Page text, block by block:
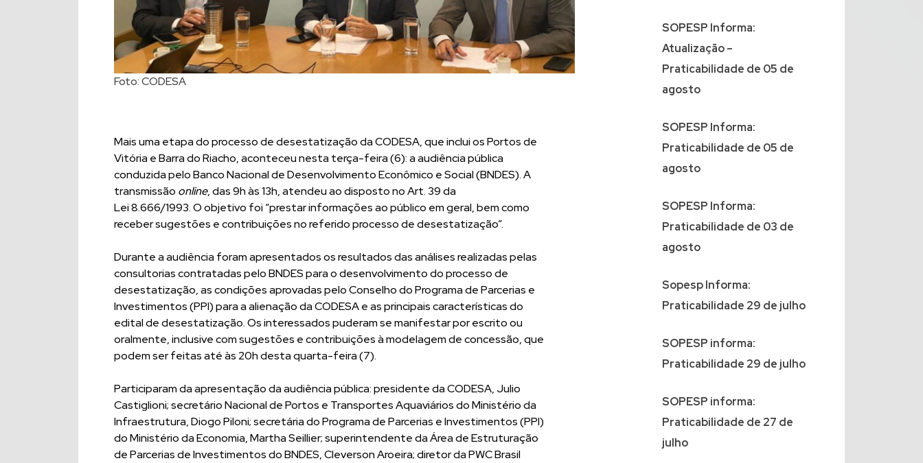
Foto: CODESA
Mais uma etapa do processo de desestatização da CODESA, que inclui os Portos de
Vitória e Barra do Riacho, aconteceu nesta terça-feira (6): a audiência pública
conduzida pelo Banco Nacional de Desenvolvimento Econômico e Social (BNDES). A
transmissão online, das 9h às 13h, atendeu ao disposto no Art. 39 da
Lei 8.666/1993. O objetivo foi “prestar informações ao público em geral, bem como
receber sugestões e contribuições no referido processo de desestatização”.
Durante a audiência foram apresentados os resultados das análises realizadas pelas
consultorias contratadas pelo BNDES para o desenvolvimento do processo de
desestatização, as condições aprovadas pelo Conselho do Programa de Parcerias e
Investimentos (PPI) para a alienação da CODESA e as principais características do
edital de desestatização. Os interessados puderam se manifestar por escrito ou
oralmente, inclusive com sugestões e contribuições à modelagem de concessão, que
podem ser feitas até às 20h desta quarta-feira (7).
Participaram da apresentação da audiência pública: presidente da CODESA, Julio
Castiglioni; secretário Nacional de Portos e Transportes Aquaviários do Ministério da
Infraestrutura, Diogo Piloni; secretária do Programa de Parcerias e Investimentos (PPI)
do Ministério da Economia, Martha Seillier; superintendente da Área de Estruturação
de Parcerias de Investimentos do BNDES, Cleverson Aroeira; diretor da PWC Brasil
SOPESP Informa:
Atualização –
Praticabilidade de 05 de
agosto
SOPESP Informa:
Praticabilidade de 05 de
agosto
SOPESP Informa:
Praticabilidade de 03 de
agosto
Sopesp Informa:
Praticabilidade 29 de julho
SOPESP informa:
Praticabilidade 29 de julho
SOPESP informa:
Praticabilidade de 27 de
julho